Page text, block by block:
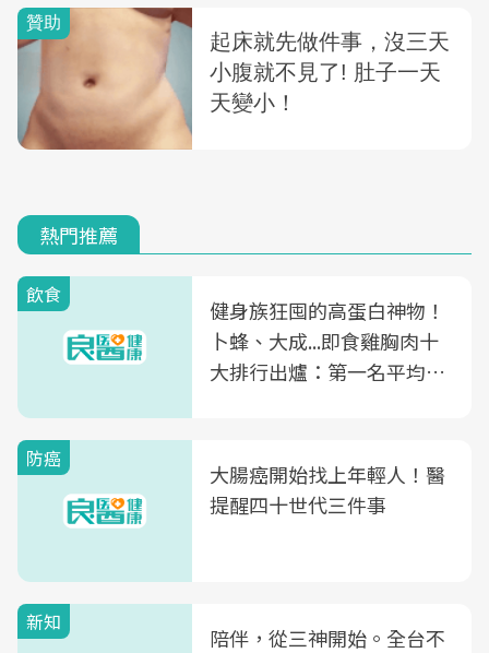
熱門推薦
飲食
健身族狂囤的高蛋白神物！
卜蜂、大成...即食雞胸肉十
大排行出爐：第一名平均一
防癌
大腸癌開始找上年輕人！醫
提醒四十世代三件事
新知
陪伴，從三神開始。全台不